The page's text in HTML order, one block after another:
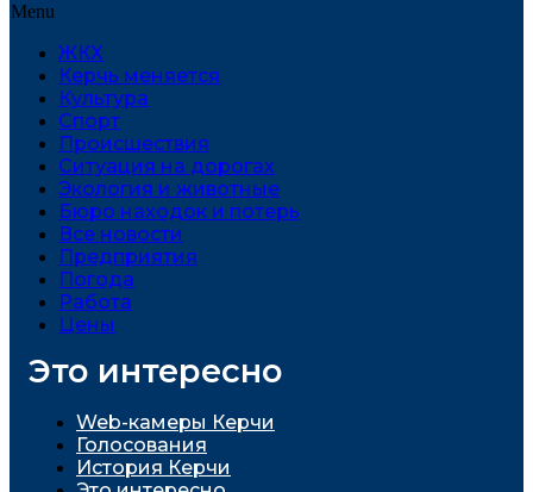
Menu
ЖКХ
Керчь меняется
Культура
Спорт
Проиcшествия
Ситуация на дорогах
Экология и животные
Бюро находок и потерь
Все новости
Предприятия
Погода
Работа
Цены
Это интересно
Web-камеры Керчи
Голосования
История Керчи